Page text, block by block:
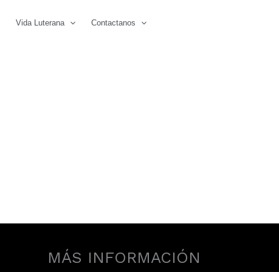
Vida Luterana Contactanos
MÁS INFORMACIÓN